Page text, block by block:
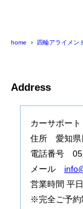
home 四輪アライメン
Address
カーサポー
住所 愛知県
電話番号
メール
営業時間 平
※完全ご予約